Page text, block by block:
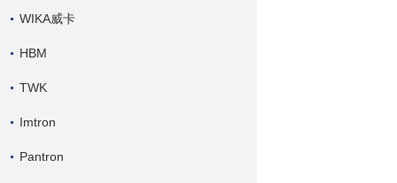
WIKA威卡
HBM
TWK
Imtron
Pantron